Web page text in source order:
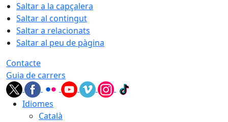
Saltar a la capçalera
Saltar al contingut
Saltar a relacionats
Saltar al peu de pàgina
Contacte
Guia de carrers
Idiomes
Català